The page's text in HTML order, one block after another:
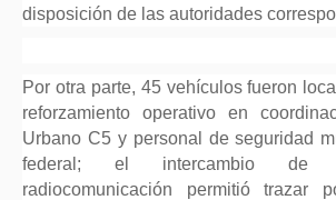
disposición de las autoridades
Por otra parte, 45 vehículos fueron
reforzamiento operativo en
Urbano C5 y personal de seguridad
federal; el intercambio de
radiocomunicación permitió trazar